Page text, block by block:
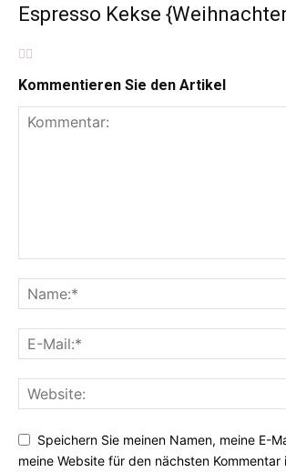
Espresso Kekse
Kommentieren Sie den Artikel
Speichern Sie meinen Namen, meine E-
meine Website für den nächsten Kommentar